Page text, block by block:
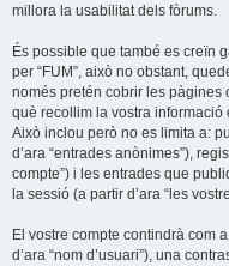
millora la usabilitat dels fòrums.
És possible que també es creïn
per “FUM”, això no obstant,
només pretén cobrir les pàgines
què recollim la vostra
Això inclou però no es limita a:
d’ara “entrades anònimes”),
compte”) i les entrades que
la sessió (a partir d’ara “les
El vostre compte contindrà com
d’ara “nom d’usuari”), una